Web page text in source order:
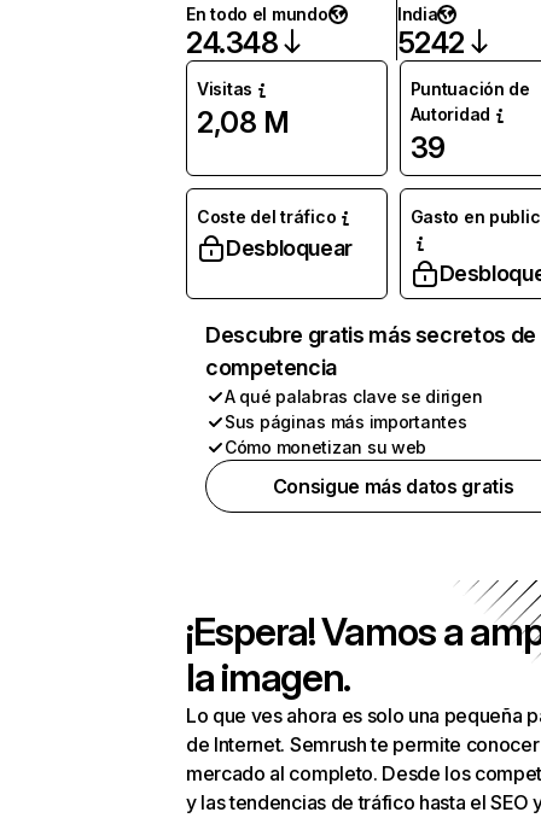
En todo el mundo
24.348
India
5242
Visitas
2,08 M
Puntuación de
Autoridad
39
Coste del tráfico
Desbloquear
Gasto en
Descubre gratis más secretos de
competencia
A qué palabras clave se dirigen
Sus páginas más importantes
Cómo monetizan su web
Consigue más datos gratis
¡Espera! Vamos a
la imagen.
Lo que ves ahora es solo una pequeña
de Internet. Semrush te permite
mercado al completo. Desde los
y las tendencias de tráfico hasta el SEO